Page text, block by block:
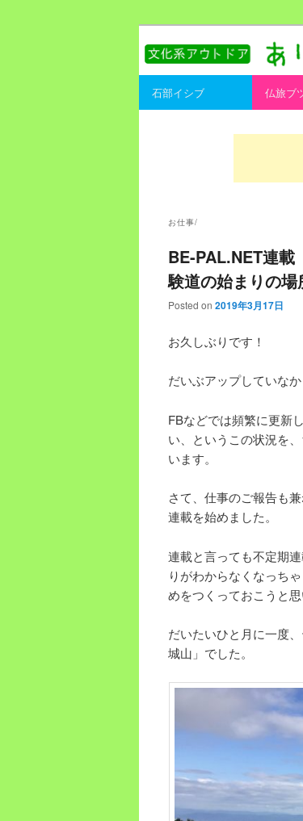
ありを
書を持ってそとへ
Main menu
Skip to primary content
Skip to secondary content
石部イシブ 仏旅ブ
お仕事/
BE-PAL.NET連
験道の始まりの場
Posted on 2019年3月17日
お久しぶりです！
だいぶアップしていな
FBなどでは頻繁に更新
い、というこの状況を
います。
さて、仕事のご報告も
連載を始めました。
連載と言っても不定期
りがわからなくなっち
めをつくっておこうと思
だいたいひと月に一度
城山」でした。